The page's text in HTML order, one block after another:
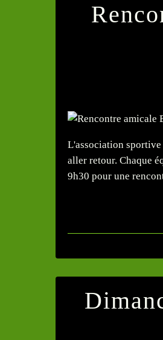
L'association
aller retour. Chaque
9h30 pour une